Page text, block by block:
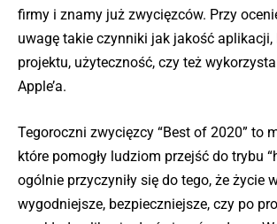
firmy i znamy już zwycięzców. Przy
uwagę takie czynniki jak jakość aplikacji,
projektu, użyteczność, czy też
Apple’a.
Tegoroczni zwycięzcy “Best of 2020” to
które pomogły ludziom przejść do trybu
ogólnie przyczyniły się do tego, że życie
wygodniejsze, bezpieczniejsze, czy po